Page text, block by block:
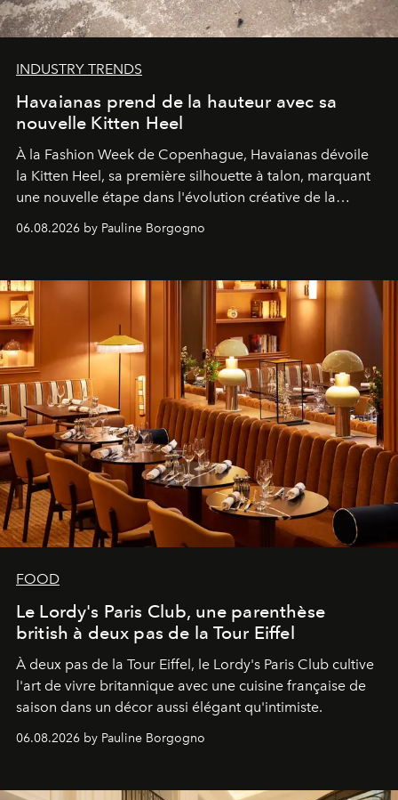
INDUSTRY TRENDS
Havaianas prend de la hauteur avec sa
nouvelle Kitten Heel
À la Fashion Week de Copenhague, Havaianas dévoile
la Kitten Heel, sa première silhouette à talon, marquant
une nouvelle étape dans l'évolution créative de la
06.08.2026 by Pauline Borgogno
FOOD
Le Lordy's Paris Club, une parenthèse
british à deux pas de la Tour Eiffel
À deux pas de la Tour Eiffel, le Lordy's Paris Club cultive
l'art de vivre britannique avec une cuisine française de
saison dans un décor aussi élégant qu'intimiste.
06.08.2026 by Pauline Borgogno